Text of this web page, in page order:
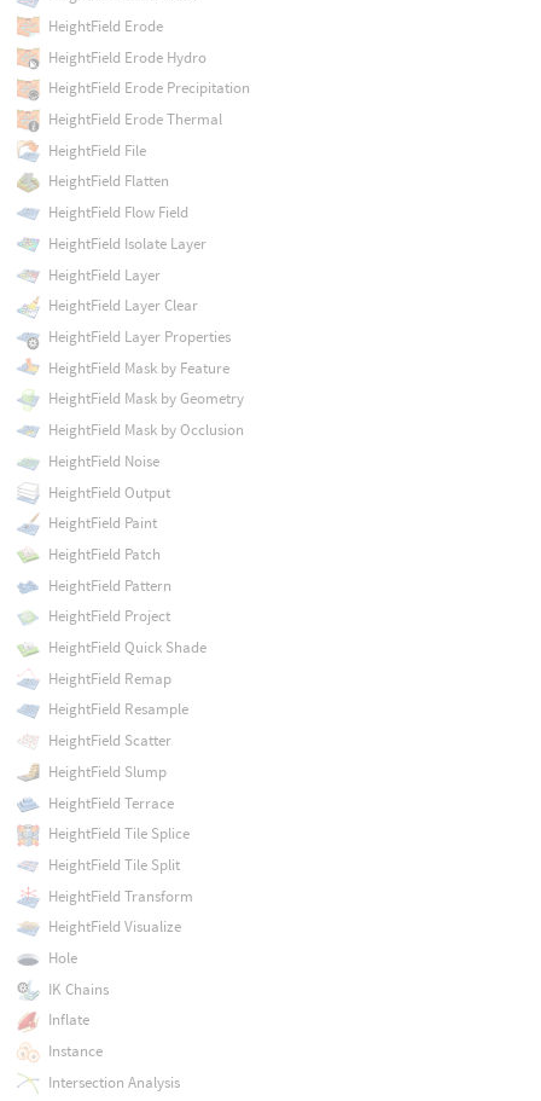
HeightField Erode
HeightField Erode Hydro
HeightField Erode Precipitation
HeightField Erode Thermal
HeightField File
HeightField Flatten
HeightField Flow Field
HeightField Isolate Layer
HeightField Layer
HeightField Layer Clear
HeightField Layer Properties
HeightField Mask by Feature
HeightField Mask by Geometry
HeightField Mask by Occlusion
HeightField Noise
HeightField Output
HeightField Paint
HeightField Patch
HeightField Pattern
HeightField Project
HeightField Quick Shade
HeightField Remap
HeightField Resample
HeightField Scatter
HeightField Slump
HeightField Terrace
HeightField Tile Splice
HeightField Tile Split
HeightField Transform
HeightField Visualize
Hole
IK Chains
Inflate
Instance
Intersection Analysis